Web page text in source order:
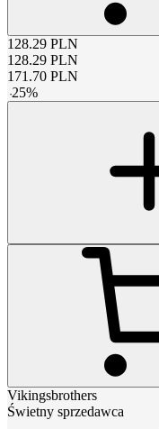
128.29 PLN
128.29 PLN
171.70 PLN
-25%
Vikingsbrothers
Świetny sprzedawca